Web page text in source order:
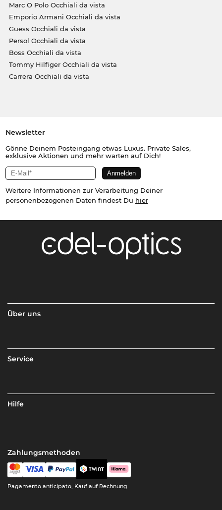
Marc O Polo Occhiali da vista
Emporio Armani Occhiali da vista
Guess Occhiali da vista
Persol Occhiali da vista
Boss Occhiali da vista
Tommy Hilfiger Occhiali da vista
Carrera Occhiali da vista
Newsletter
Gönne Deinem Posteingang etwas Luxus. Private Sales,
exklusive Aktionen und mehr warten auf Dich!
Weitere Informationen zur Verarbeitung Deiner
personenbezogenen Daten findest Du hier
Über uns
Service
Hilfe
Zahlungsmethoden
Pagamento anticipato, Kauf auf Rechnung